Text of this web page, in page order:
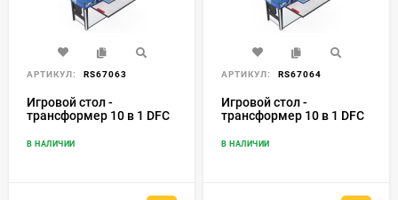
АРТИКУЛ: RS67063
Игровой стол -
трансформер 10 в 1 DFC
В НАЛИЧИИ
АРТИКУЛ: RS67064
Игровой стол -
трансформер 10 в 1 DFC
В НАЛИЧИИ